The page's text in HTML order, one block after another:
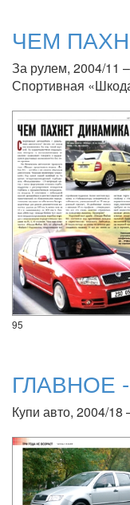
ЧЕМ
За рулем, 2004/11
Спортивная
95
ГЛАВНОЕ
Купи авто, 2004/18